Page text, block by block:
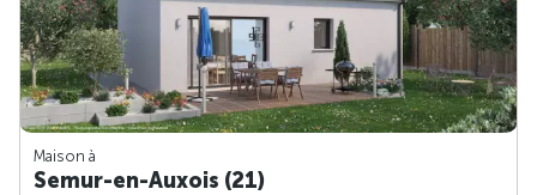
Maison à
Semur-en-Auxois (21)